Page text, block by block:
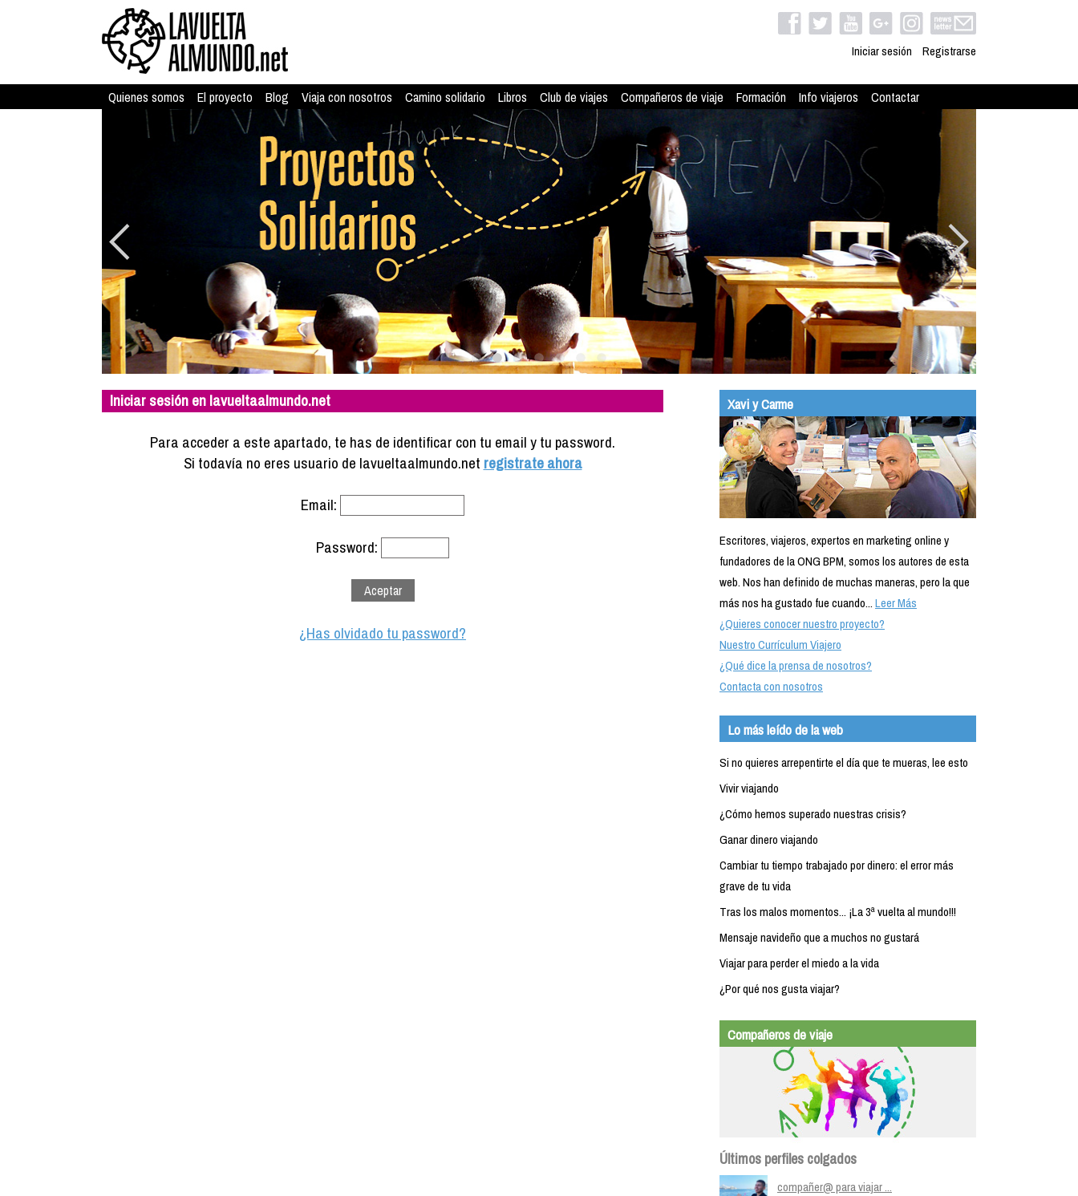
Iniciar sesión Registrarse
Quienes somos El proyecto Blog Viaja con nosotros Camino solidario Libros Club de viajes Compañeros de viaje Formación Info viajeros Contactar
Iniciar sesión en lavueltaalmundo.net
Para acceder a este apartado, te has de identificar con tu email y tu password.
Si todavía no eres usuario de lavueltaalmundo.net registrate ahora
Email:
Password:
¿Has olvidado tu password?
Xavi y Carme
Escritores, viajeros, expertos en marketing online y
fundadores de la ONG BPM, somos los autores de esta
web. Nos han definido de muchas maneras, pero la que
más nos ha gustado fue cuando...Leer Más
¿Quieres conocer nuestro proyecto?
Nuestro Currículum Viajero
¿Qué dice la prensa de nosotros?
Contacta con nosotros
Lo más leído de la web
Si no quieres arrepentirte el día que te mueras, lee esto
Vivir viajando
¿Cómo hemos superado nuestras crisis?
Ganar dinero viajando
Cambiar tu tiempo trabajado por dinero: el error más
grave de tu vida
Tras los malos momentos... ¡La 3ª vuelta al mundo!!!
Mensaje navideño que a muchos no gustará
Viajar para perder el miedo a la vida
¿Por qué nos gusta viajar?
Compañeros de viaje
Últimos perfiles colgados
compañer@ para viajar ...